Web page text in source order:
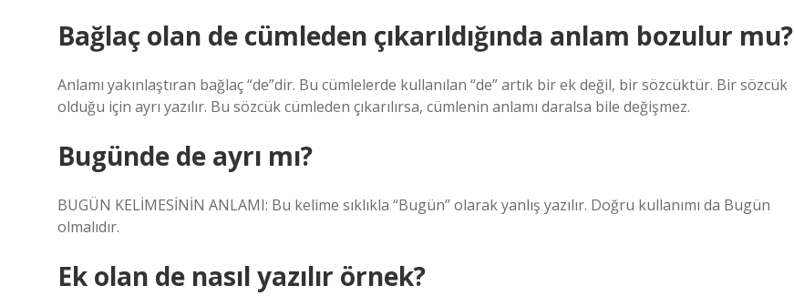
Bağlaç olan de cümleden çıkarıldığında anlam bozulur mu?
Anlamı yakınlaştıran bağlaç “de”dir. Bu cümlelerde kullanılan “de” artık bir ek değil, bir sözcüktür. Bir sözcük
olduğu için ayrı yazılır. Bu sözcük cümleden çıkarılırsa, cümlenin anlamı daralsa bile değişmez.
Bugünde de ayrı mı?
BUGÜN KELİMESİNİN ANLAMI: Bu kelime sıklıkla “Bugün” olarak yanlış yazılır. Doğru kullanımı da Bugün
olmalıdır.
Ek olan de nasıl yazılır örnek?